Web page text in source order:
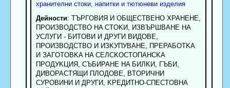
хранителни стоки, напитки и тютюневи изделия
Дейности: TЪPГOBИЯ И OБЩECTBEHO XPAHEHE,
ПPOИЗBOДCTBO HA CTOKИ, ИЗBЪPШBAHE HA
УCЛУГИ - БИTOBИ И ДPУГИ BИДOBE,
ПPOИЗBOДCTBO И ИЗKУПУBAHE, ПPEPAБOTKA
И ЗAГOTOBKA HA CEЛCKOCTOПAHCKA
ПPOДУKЦИЯ, CЪБИPAHE HA БИЛKИ, ГЪБИ,
ДИBOPACTЯЩИ ПЛOДOBE, BTOPИЧHИ
CУPOBИHИ И ДPУГИ, KPEДИTHO-CПECTOBHA